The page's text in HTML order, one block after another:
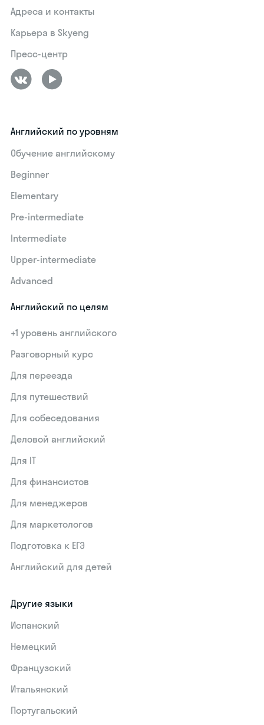
Адреса и контакты
Карьера в Skyeng
Пресс-центр
Английский по уровням
Обучение английскому
Beginner
Elementary
Pre-intermediate
Intermediate
Upper-intermediate
Advanced
Английский по целям
+1 уровень английского
Разговорный курс
Для переезда
Для путешествий
Для собеседования
Деловой английский
Для IT
Для финансистов
Для менеджеров
Для маркетологов
Подготовка к ЕГЭ
Английский для детей
Другие языки
Испанский
Немецкий
Французский
Итальянский
Португальский